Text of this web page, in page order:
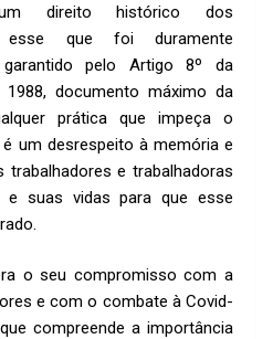
direito histórico dos
esse que foi duramente
pelo Artigo 8º da
documento máximo da
prática que impeça o
um desrespeito à memória e
e trabalhadoras
e suas vidas para que esse
o seu compromisso com a
e com o combate à Covid-
compreende a importância